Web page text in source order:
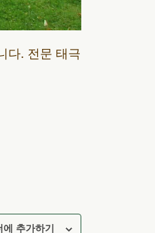
다. 전문 태극
에 추가하기